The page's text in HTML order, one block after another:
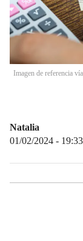
Imagen de referencia
Natalia
01/02/2024 - 19:33